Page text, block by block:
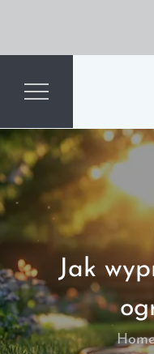
content
Jak